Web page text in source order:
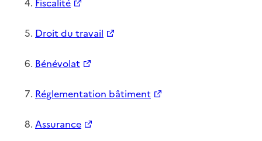
Fiscalité
Droit du travail
Bénévolat
Réglementation bâtiment
Assurance